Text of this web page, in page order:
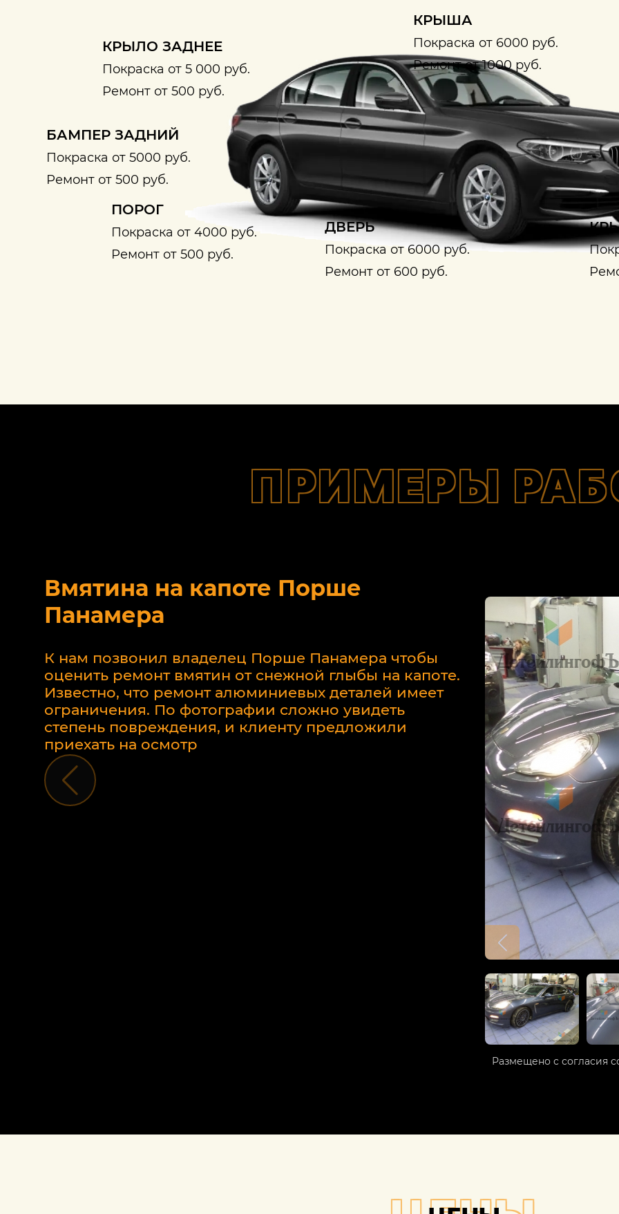
КРЫША
Покраска от 6000 руб.
Ремонт от 1000 руб.
КРЫЛО ЗАДНЕЕ
Покраска от 5 000 руб.
Ремонт от 500 руб.
БАМПЕР ЗАДНИЙ
Покраска от 5000 руб.
Ремонт от 500 руб.
ПОРОГ
Покраска от 4000 руб.
Ремонт от 500 руб.
ДВЕРЬ
Покраска от 6000 руб.
Ремонт от 600 руб.
ПРИМЕРЫ
Вмятина на капоте Порше
Панамера
К нам позвонил владелец Порше Панамера чтобы
оценить ремонт вмятин от снежной глыбы на капоте.
Известно, что ремонт алюминиевых деталей имеет
ограничения. По фотографии сложно увидеть
степень повреждения, и клиенту предложили
приехать на осмотр
Размещено с согласия